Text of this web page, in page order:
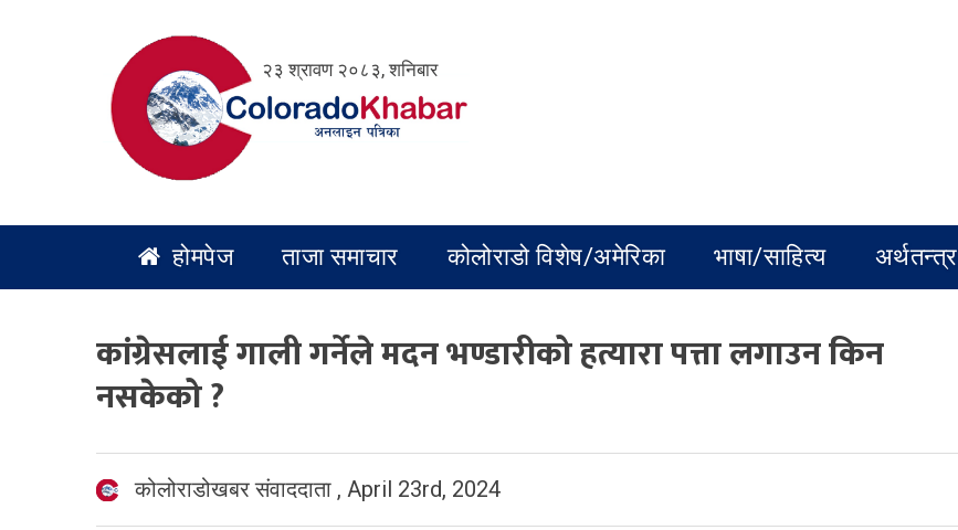
२३ श्रावण २०८३, शनिबार
होमपेज ताजा समाचार कोलोराडो विशेष/अमेरिका भाषा/साहित्य अर्थतन्त्र
कांग्रेसलाई गाली गर्नेले मदन भण्डारीको हत्यारा पत्ता लगाउन किन
नसकेको ?
कोलोराडोखबर संवाददाता , April 23rd, 2024